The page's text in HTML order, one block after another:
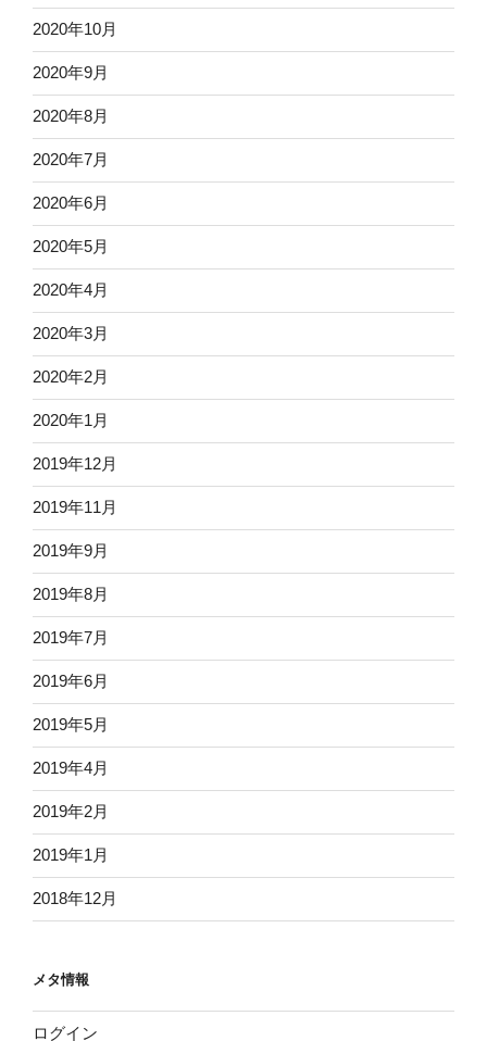
2020年10月
2020年9月
2020年8月
2020年7月
2020年6月
2020年5月
2020年4月
2020年3月
2020年2月
2020年1月
2019年12月
2019年11月
2019年9月
2019年8月
2019年7月
2019年6月
2019年5月
2019年4月
2019年2月
2019年1月
2018年12月
メタ情報
ログイン